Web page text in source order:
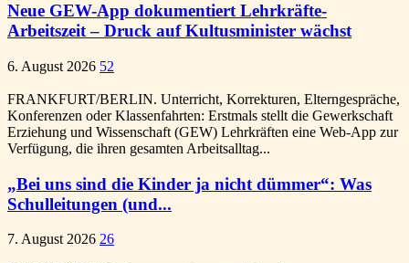
Neue GEW-App dokumentiert Lehrkräfte-
Arbeitszeit – Druck auf Kultusminister wächst
6. August 2026 52
FRANKFURT/BERLIN. Unterricht, Korrekturen, Elterngespräche,
Konferenzen oder Klassenfahrten: Erstmals stellt die Gewerkschaft
Erziehung und Wissenschaft (GEW) Lehrkräften eine Web-App zur
Verfügung, die ihren gesamten Arbeitsalltag...
„Bei uns sind die Kinder ja nicht dümmer“: Was
Schulleitungen (und...
7. August 2026 26